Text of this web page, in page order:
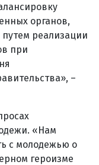
органов,
реализации
при
–
«Нам
с молодежью о
героизме